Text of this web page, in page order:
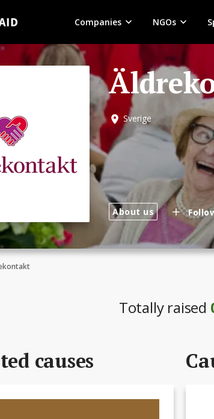
Companies NGOs
Sverige
About us
Totally raised
causes